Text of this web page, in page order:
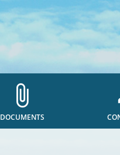
attach_file
DOCUMENTS